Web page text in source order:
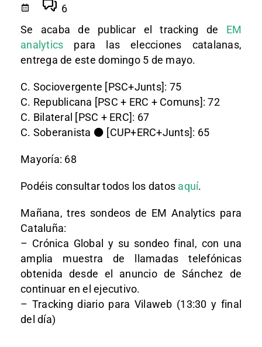
6
Se acaba de publicar el tracking de EM
analytics para las elecciones catalanas,
entrega de este domingo 5 de mayo.
C. Sociovergente [PSC+Junts]: 75
C. Republicana [PSC + ERC + Comuns]: 72
C. Bilateral [PSC + ERC]: 67
C. Soberanista ⚫ [CUP+ERC+Junts]: 65
Mayoría: 68
Podéis consultar todos los datos aquí.
Mañana, tres sondeos de EM Analytics para
Cataluña:
– Crónica Global y su sondeo final, con una
amplia muestra de llamadas telefónicas
obtenida desde el anuncio de Sánchez de
continuar en el ejecutivo.
– Tracking diario para Vilaweb (13:30 y final
del día)